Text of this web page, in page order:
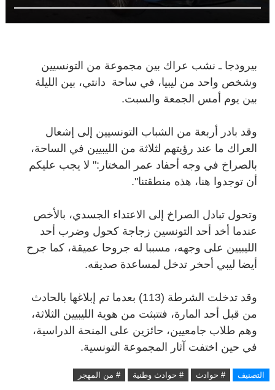
بيرودجا ـ نشب عراك بين مجموعة من التونسيين
وشخص واحد من ليبيا، في ساحة دانتي، بين الليلة
بين يوم أمس الجمعة والسبت.
وقد بادر أربعة من الشباب التونسيين إلى إشعال
العراك ما عند رؤيتهم لثلاثة من الليبيين في الساحة،
بالصراخ في وجه أحفاد عمر المختار:" لا يجب عليكم
أن توجدوا هنا، هذه منطقتنا".
وتحول تبادل الصراخ إلى الاعتداء الجسدي، بالأخص
عندما أخد أحد التونسين زجاجة كحول وضرب أحد
الليبيين على وجهه، مسببا له جروحا عميقة، كما جرح
أيضا ليبي أحخر تدخل لمساعدة صديقه.
وقد تدخلت الشرطة (113) بعدما تم إبلاغها بالحادث
من قبل أحد المارة، فتتبثت من هوية الليبيين الثلاثة،
وهم طلاب جامعيين، حائزين على المنحة الدراسية،
في حين اختفت آثار المجموعة التونسية.
التصنيف # حوادث # حوادث وطنية # من المهجر